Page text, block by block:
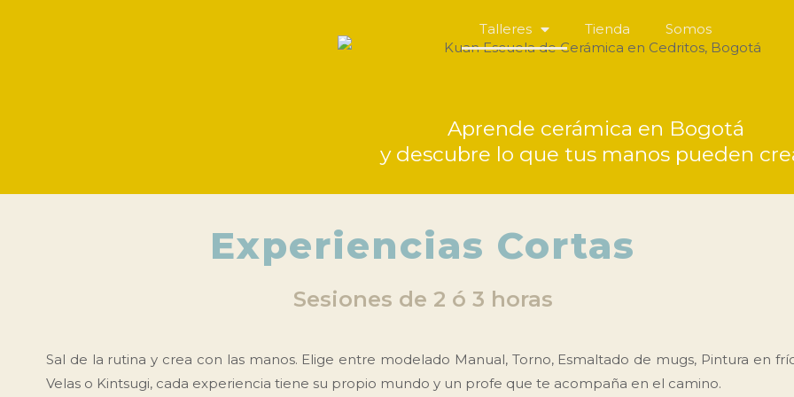
Talleres Tienda Somos
Aprende cerámica en Bogotá
y descubre lo que tus manos pueden
Experiencias Cortas
Sesiones de 2 ó 3 horas
Sal de la rutina y crea con las manos. Elige entre modelado Manual, Torno, Esmaltado de mugs, Pintura en
Velas o Kintsugi, cada experiencia tiene su propio mundo y un profe que te acompaña en el camino.